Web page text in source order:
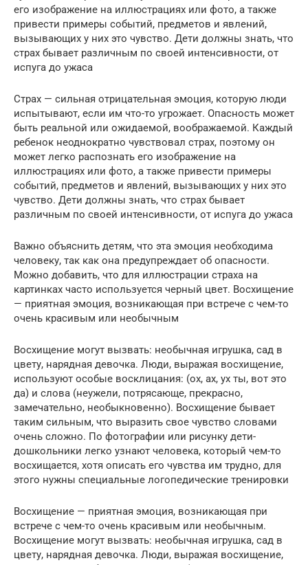
его изображение на иллюстрациях или фото, а также
привести примеры событий, предметов и явлений,
вызывающих у них это чувство. Дети должны знать, что
страх бывает различным по своей интенсивности, от
испуга до ужаса
Страх — сильная отрицательная эмоция, которую люди
испытывают, если им что-то угрожает. Опасность может
быть реальной или ожидаемой, воображаемой. Каждый
ребенок неоднократно чувствовал страх, поэтому он
может легко распознать его изображение на
иллюстрациях или фото, а также привести примеры
событий, предметов и явлений, вызывающих у них это
чувство. Дети должны знать, что страх бывает
различным по своей интенсивности, от испуга до ужаса
Важно объяснить детям, что эта эмоция необходима
человеку, так как она предупреждает об опасности.
Можно добавить, что для иллюстрации страха на
картинках часто используется черный цвет. Восхищение
— приятная эмоция, возникающая при встрече с чем-то
очень красивым или необычным
Восхищение могут вызвать: необычная игрушка, сад в
цвету, нарядная девочка. Люди, выражая восхищение,
используют особые восклицания: (ох, ах, ух ты, вот это
да) и слова (неужели, потрясающе, прекрасно,
замечательно, необыкновенно). Восхищение бывает
таким сильным, что выразить свое чувство словами
очень сложно. По фотографии или рисунку дети-
дошкольники легко узнают человека, который чем-то
восхищается, хотя описать его чувства им трудно, для
этого нужны специальные логопедические тренировки
Восхищение — приятная эмоция, возникающая при
встрече с чем-то очень красивым или необычным.
Восхищение могут вызвать: необычная игрушка, сад в
цвету, нарядная девочка. Люди, выражая восхищение,